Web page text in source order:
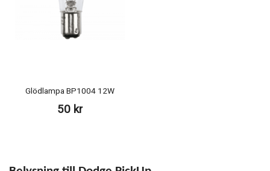
Glödlampa BP1004 12W
50 kr